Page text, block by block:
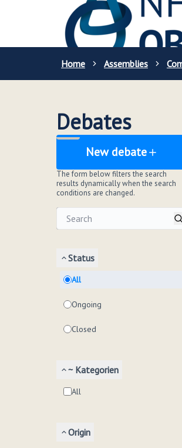
Home Assemblies
Debates
New debate
The form below filters the search
results dynamically when the search
conditions are changed.
Status
All
Ongoing
Closed
~ Kategorien
All
Origin